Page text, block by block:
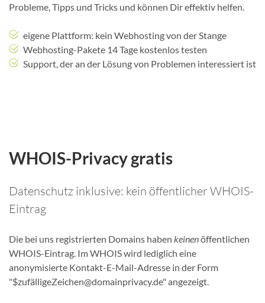
Probleme, Tipps und Tricks und können Dir effektiv helfen.
eigene Plattform: kein Webhosting von der Stange
Webhosting-Pakete 14 Tage kostenlos testen
Support, der an der Lösung von Problemen interessiert ist
WHOIS-Privacy gratis
Datenschutz inklusive: kein öffentlicher WHOIS-
Eintrag
Die bei uns registrierten Domains haben keinenöffentlichen
WHOIS-Eintrag. Im WHOIS wird lediglich eine
anonymisierte Kontakt-E-Mail-Adresse in der Form
"$zufälligeZeichen@domainprivacy.de" angezeigt.